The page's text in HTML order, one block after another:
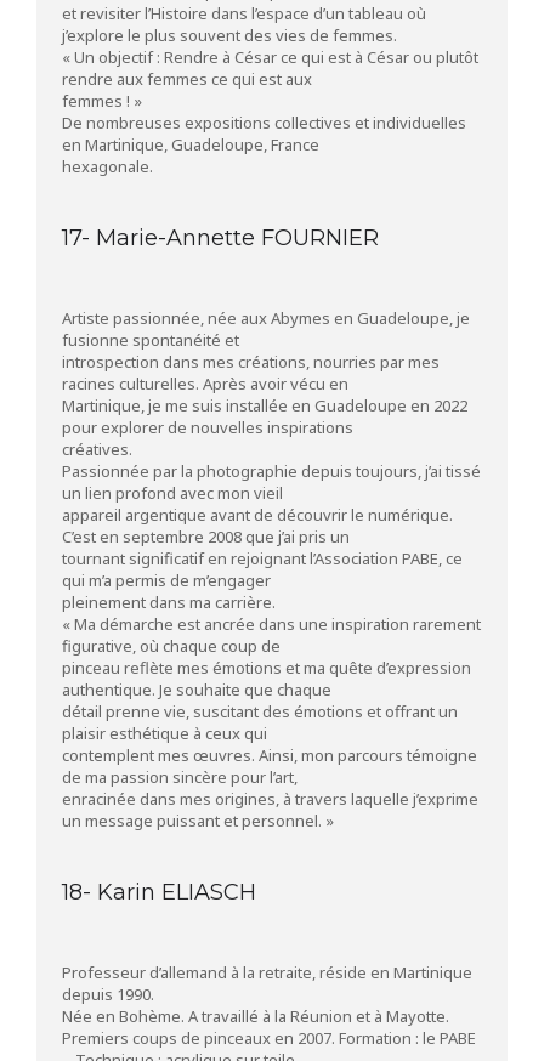
et revisiter l’Histoire dans l’espace d’un tableau où
j’explore le plus souvent des vies de femmes.
« Un objectif : Rendre à César ce qui est à César ou plutôt
rendre aux femmes ce qui est aux
femmes ! »
De nombreuses expositions collectives et individuelles
en Martinique, Guadeloupe, France
hexagonale.
17- Marie-Annette FOURNIER
Artiste passionnée, née aux Abymes en Guadeloupe, je
fusionne spontanéité et
introspection dans mes créations, nourries par mes
racines culturelles. Après avoir vécu en
Martinique, je me suis installée en Guadeloupe en 2022
pour explorer de nouvelles inspirations
créatives.
Passionnée par la photographie depuis toujours, j’ai tissé
un lien profond avec mon vieil
appareil argentique avant de découvrir le numérique.
C’est en septembre 2008 que j’ai pris un
tournant significatif en rejoignant l’Association PABE, ce
qui m’a permis de m’engager
pleinement dans ma carrière.
« Ma démarche est ancrée dans une inspiration rarement
figurative, où chaque coup de
pinceau reflète mes émotions et ma quête d’expression
authentique. Je souhaite que chaque
détail prenne vie, suscitant des émotions et offrant un
plaisir esthétique à ceux qui
contemplent mes œuvres. Ainsi, mon parcours témoigne
de ma passion sincère pour l’art,
enracinée dans mes origines, à travers laquelle j’exprime
un message puissant et personnel. »
18- Karin ELIASCH
Professeur d’allemand à la retraite, réside en Martinique
depuis 1990.
Née en Bohème. A travaillé à la Réunion et à Mayotte.
Premiers coups de pinceaux en 2007. Formation : le PABE